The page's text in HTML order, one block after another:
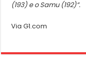
(193) e o Samu (192)”.
Via G1.com